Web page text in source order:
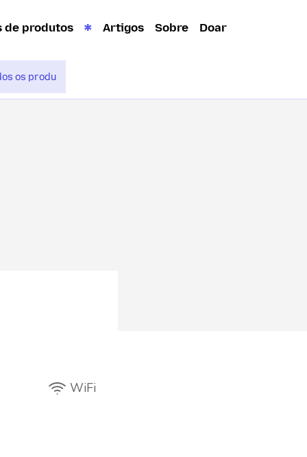
de produtos Artigos Sobre Doar
WiFi